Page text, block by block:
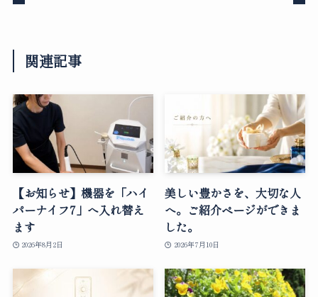
関連記事
【お知らせ】機器を「ハイ
パーナイフ7」へ入れ替え
ます
2026年8月2日
美しい豊かさを、大切な人
へ。ご紹介ページができま
した。
2026年7月10日